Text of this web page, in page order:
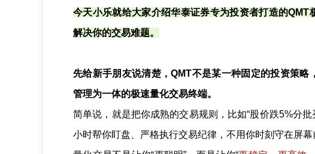
今天小乐就给大家介绍华泰证券专为投资者打造的
解决你的交易难题。
先给新手朋友说清楚，QMT不是某一种固定的投资策
管理为一体的极速量化交易终端。
简单说，就是把你成熟的交易规则，比如“股价跌5%分
小时帮你盯盘、严格执行交易纪律，不用你时刻守在屏幕